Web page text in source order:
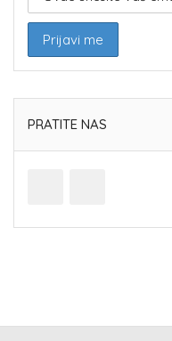
PRATITE NAS